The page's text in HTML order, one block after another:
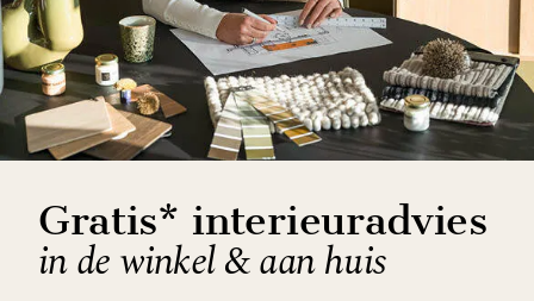
Gratis* interieuradvies
in de winkel & aan huis